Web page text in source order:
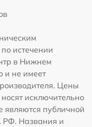
истечении
в Нижнем
и не имеет
Цены
исключительно
являются публичной
РФ. Названия и